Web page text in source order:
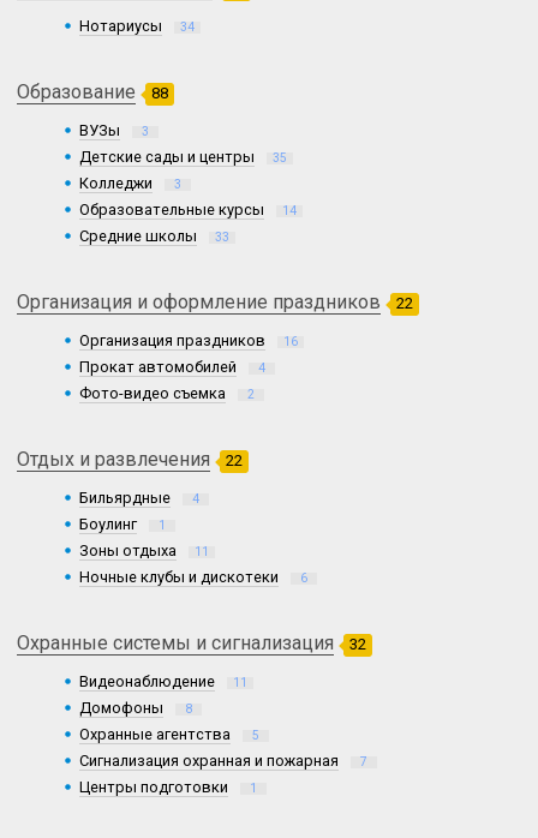
Нотариусы 34
Образование 88
ВУЗы 3
Детские сады и центры 35
Колледжи 3
Образовательные курсы 14
Средние школы 33
Организация и оформление праздников 22
Организация праздников 16
Прокат автомобилей 4
Фото-видео съемка 2
Отдых и развлечения 22
Бильярдные 4
Боулинг 1
Зоны отдыха 11
Ночные клубы и дискотеки 6
Охранные системы и сигнализация 32
Видеонаблюдение 11
Домофоны 8
Охранные агентства 5
Сигнализация охранная и пожарная 7
Центры подготовки 1